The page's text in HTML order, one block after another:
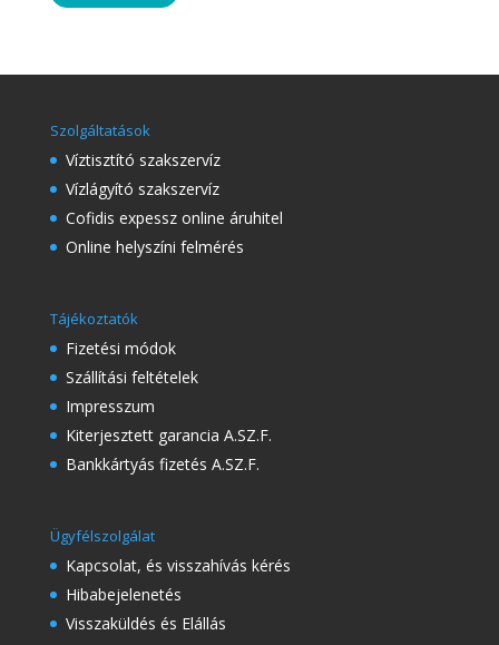
Szolgáltatások
Víztisztító szakszervíz
Vízlágyító szakszervíz
Cofidis expessz online áruhitel
Online helyszíni felmérés
Tájékoztatók
Fizetési módok
Szállítási feltételek
Impresszum
Kiterjesztett garancia A.SZ.F.
Bankkártyás fizetés A.SZ.F.
Ügyfélszolgálat
Kapcsolat, és visszahívás kérés
Hibabejelenetés
Visszaküldés és Elállás